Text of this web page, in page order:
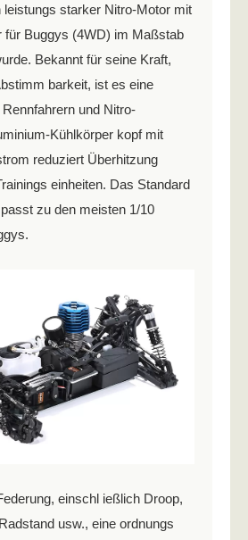
leistungs starker Nitro-Motor mit
für Buggys (4WD) im Maßstab
Bekannt für seine Kraft,
barkeit, ist es eine
und Nitro-
Kühlkörper kopf mit
reduziert Überhitzung
einheiten. Das Standard
zu den meisten 1/10
einschl ießlich Droop,
usw., eine ordnungs